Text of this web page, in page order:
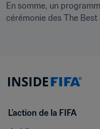
En somme, un
cérémonie des The Best
L’action de la FIFA